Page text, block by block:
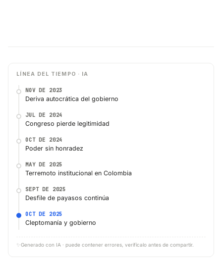
LÍNEA DEL TIEMPO · IA
NOV DE 2023
Deriva autocrática del gobierno
JUL DE 2024
Congreso pierde legitimidad
OCT DE 2024
Poder sin honradez
MAY DE 2025
Terremoto institucional en Colombia
SEPT DE 2025
Desfile de payasos continúa
OCT DE 2025
Cleptomanía y gobierno
✨ Generado con IA · puede contener errores, verifícalo antes de compartir.